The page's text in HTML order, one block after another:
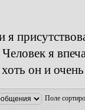
я
хоть он и
Поле